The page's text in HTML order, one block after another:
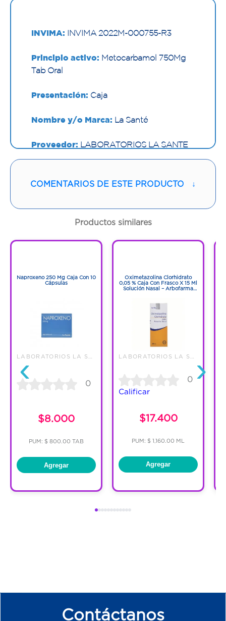
INVIMA: INVIMA 2022M-000755-R3
Principio activo: Metocarbamol 750Mg
Tab Oral
Presentación: Caja
Nombre y/o Marca: La Santé
Proveedor: LABORATORIOS LA SANTE
S A
Vía de administración:ORAL
Contenido:1 Und
COMENTARIOS DE ESTE PRODUCTO ↓
Productos similares
‹
Naproxeno 250 Mg Caja Con 10
Cápsulas
0
$8.000
PUM: $ 800.00 TAB
Agregar
Oximetazolina Clorhidrato
0,05 % Caja Con Frasco X 15 Ml
Solución Nasal – Arbofarma
0
Calificar
$17.400
PUM: $ 1,160.00 ML
Agregar
›
Contáctanos